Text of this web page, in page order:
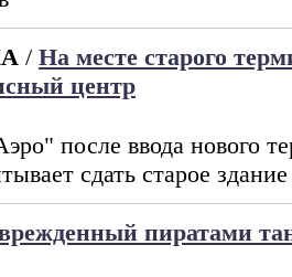
/ На месте старого
центр
после ввода нового
сдать старое
пиратами